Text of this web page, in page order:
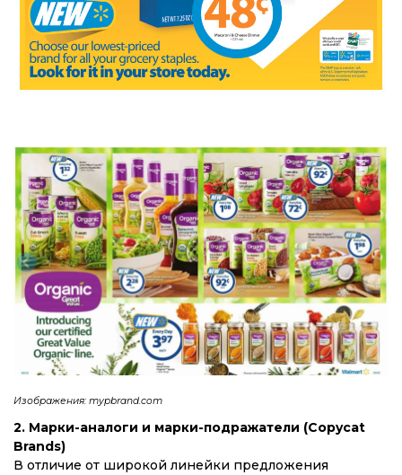
Изображения: mypbrand.com
2. Марки-аналоги и марки-подражатели (Copycat
Brands)
В отличие от широкой линейки предложения